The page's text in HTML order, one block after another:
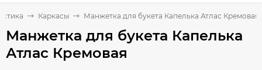
Каркасы Манжетка для букета Капелька Атлас Кремовая
Манжетка для букета Капелька
Атлас Кремовая